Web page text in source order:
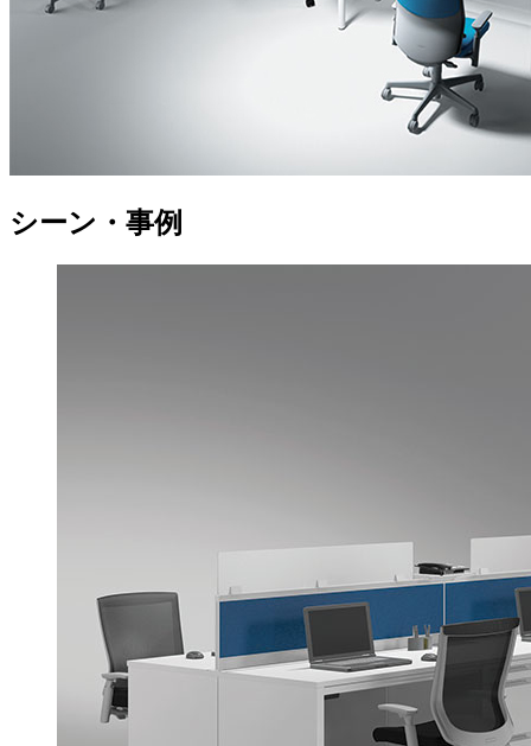
シーン・事例